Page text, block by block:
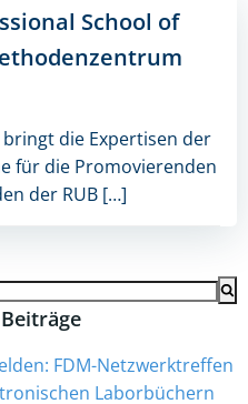
School of
die Expertisen der
für die Promovierenden
der RUB […]
FDM-Netzwerktreffen
Laborbüchern